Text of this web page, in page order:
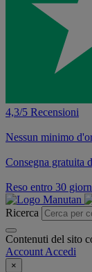
4,3/5 Recensioni
Nessun minimo
Consegna gratuita
Reso entro 30
Ricerca
Contenuti del sito
Account Accedi
×